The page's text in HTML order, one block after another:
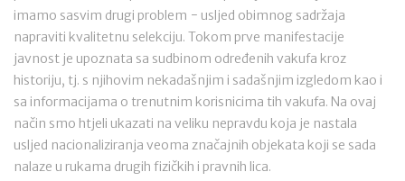
imamo sasvim drugi problem − usljed obimnog sadržaja
napraviti kvalitetnu selekciju. Tokom prve manifestacije
javnost je upoznata sa sudbinom određenih vakufa kroz
historiju, tj. s njihovim nekadašnjim i sadašnjim izgledom kao i
sa informacijama o trenutnim korisnicima tih vakufa. Na ovaj
način smo htjeli ukazati na veliku nepravdu koja je nastala
usljed nacionaliziranja veoma značajnih objekata koji se sada
nalaze u rukama drugih fizičkih i pravnih lica.